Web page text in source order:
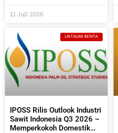
Teknologi AI
21 Juli 2026
LINTASAN BERITA
IPOSS Rilis Outlook Industri
Sawit Indonesia Q3 2026 –
Memperkokoh Domestik